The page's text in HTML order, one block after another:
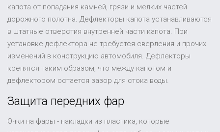
капота от попадания камней, грязи и мелких частей
дорожного полотна. Дефлекторы капота устанавливаются
в штатные отверстия внутренней части капота. При
установке дефлектора не требуется сверления и прочих
изменений в конструкцию автомобиля. Дефлекторы
крепятся таким образом, что между капотом и
дефлектором остается зазор для стока воды.
Защита передних фар
Очки на фары - накладки из пластика, которые